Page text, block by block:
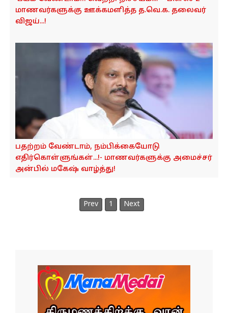
n
மாணவர்களுக்கு ஊக்கமளித்த த.வெ.க. தலைவர்
விஜய்...!
பதற்றம் வேண்டாம், நம்பிக்கையோடு
எதிர்கொள்ளுங்கள்...!- மாணவர்களுக்கு அமைச்சர்
அன்பில் மகேஷ் வாழ்த்து!
Prev 1 Next